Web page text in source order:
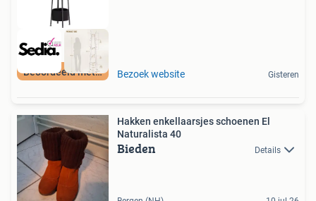
Beoordeeld met 9+ Bezoek website Gisteren
Hakken enkellaarsjes schoenen El
Naturalista 40
Bieden Details